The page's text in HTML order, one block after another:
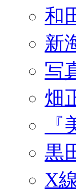
和
新
写
畑
黒
X